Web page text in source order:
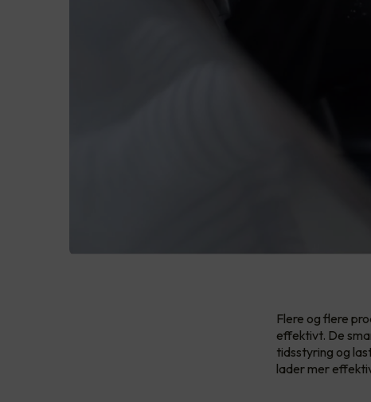
Flere og flere
effektivt. De
tidsstyring og
lader mer